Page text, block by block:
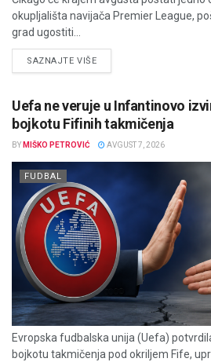
okupljališta navijača Premier League,
grad ugostiti...
SAZNAJTE VIŠEDETAILS
Uefa ne veruje u Infantinovo
bojkotu Fifinih takmičenja
BY MIŠKO PETROVIĆ AVGUST 7, 2026
FUDBAL
Evropska fudbalska unija (Uefa)
bojkotu takmičenja pod okriljem Fife,